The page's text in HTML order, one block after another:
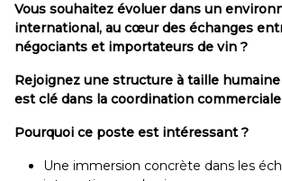
Vous souhaitez évoluer dans un
international, au cœur des échanges
négociants et importateurs de vin ?
Rejoignez une structure à taille
est clé dans la coordination
Pourquoi ce poste est intéressant ?
Une immersion concrète dans les